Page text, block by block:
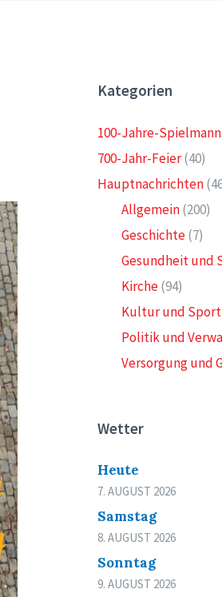
Kategorien
100-Jahre-
700-Jahr-Feier(40)
Hauptnachrichten
Allgemein(200)
Geschichte(7)
Gesundheit und
Kirche(94)
Kultur und Sport
Politik und
Versorgung und
Wetter
Heute
7. AUGUST 2026
Samstag
8. AUGUST 2026
Sonntag
9. AUGUST 2026